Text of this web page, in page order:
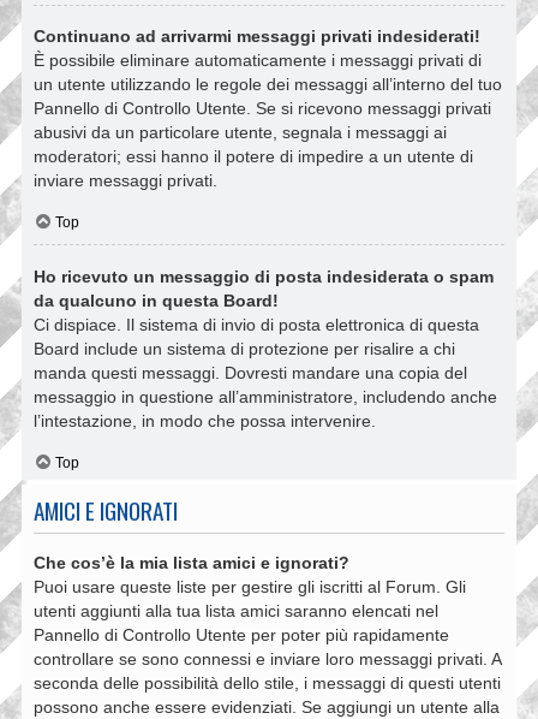
Continuano ad arrivarmi messaggi privati indesiderati!
È possibile eliminare automaticamente i messaggi privati ​​di
un utente utilizzando le regole dei messaggi all’interno del tuo
Pannello di Controllo Utente. Se si ricevono messaggi privati ​​
abusivi da un particolare utente, segnala i messaggi ai
moderatori; essi hanno il potere di impedire a un utente di
inviare messaggi privati​​.
Top
Ho ricevuto un messaggio di posta indesiderata o spam
da qualcuno in questa Board!
Ci dispiace. Il sistema di invio di posta elettronica di questa
Board include un sistema di protezione per risalire a chi
manda questi messaggi. Dovresti mandare una copia del
messaggio in questione all’amministratore, includendo anche
l’intestazione, in modo che possa intervenire.
Top
AMICI E IGNORATI
Che cos’è la mia lista amici e ignorati?
Puoi usare queste liste per gestire gli iscritti al Forum. Gli
utenti aggiunti alla tua lista amici saranno elencati nel
Pannello di Controllo Utente per poter più rapidamente
controllare se sono connessi e inviare loro messaggi privati. A
seconda delle possibilità dello stile, i messaggi di questi utenti
possono anche essere evidenziati. Se aggiungi un utente alla